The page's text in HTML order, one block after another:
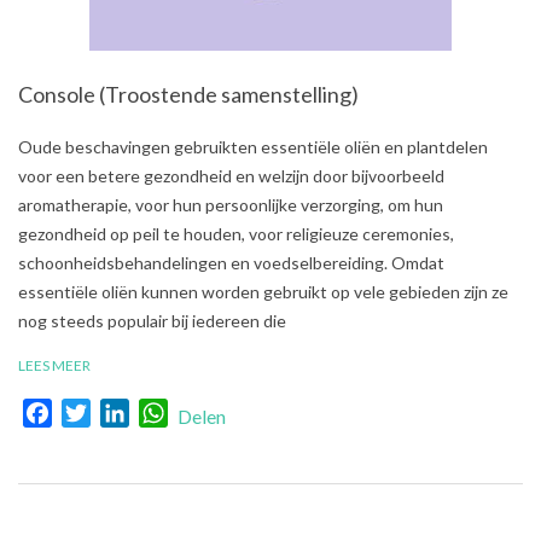
Console (Troostende samenstelling)
2021-
Oude beschavingen gebruikten essentiële oliën en plantdelen
voor een betere gezondheid en welzijn door bijvoorbeeld
aromatherapie, voor hun persoonlijke verzorging, om hun
gezondheid op peil te houden, voor religieuze ceremonies,
schoonheidsbehandelingen en voedselbereiding. Omdat
essentiële oliën kunnen worden gebruikt op vele gebieden zijn ze
nog steeds populair bij iedereen die
LEES MEER
FacebookTwitterLinkedInWhatsApp
Delen